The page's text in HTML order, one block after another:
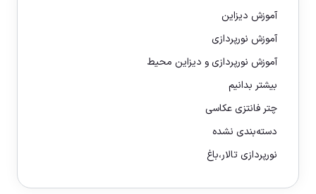
آموزش دیزاین
آموزش نورپردازی
آموزش نورپردازی و دیزاین محیط
بیشتر بدانیم
چتر فانتزی عکاسی
دسته‌بندی نشده
نورپردازی تالار،باغ